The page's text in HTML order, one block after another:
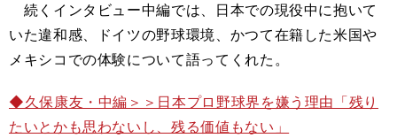
続くインタビュー中編では、日本での現役中に抱いて
いた違和感、ドイツの野球環境、かつて在籍した米国や
メキシコでの体験について語ってくれた。
◆久保康友・中編＞＞日本プロ野球界を嫌う理由「残り
たいとかも思わないし、残る価値もない」